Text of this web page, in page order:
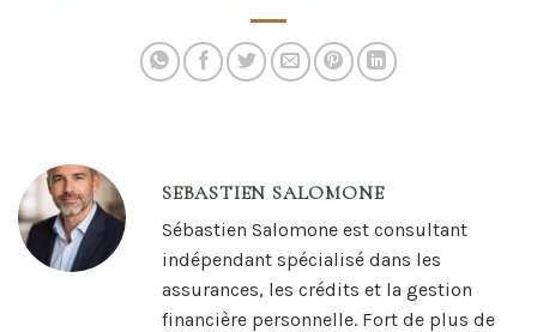
SEBASTIEN SALOMONE
Sébastien Salomone est consultant
indépendant spécialisé dans les
assurances, les crédits et la gestion
financière personnelle. Fort de plus de